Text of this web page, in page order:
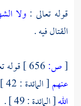
قوله تعالى : ولا
القتال فيه .
[ص: قوله
عنهم[ المائدة : 42 ] منسوخة بقوله :
الله[ المائدة : 49 ] .